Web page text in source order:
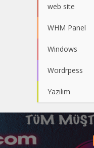
web site
WHM Panel
Windows
Wordrpess
Yazılım